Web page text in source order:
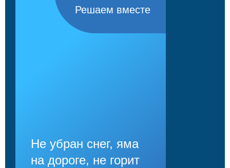
Решаем вместе
Не убран снег, яма
на дороге, не горит